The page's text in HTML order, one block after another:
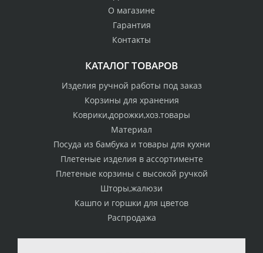
О магазине
Гарантия
Контакты
КАТАЛОГ ТОВАРОВ
Изделия ручной работы под заказ
Корзины для хранения
Коврики,дорожки,хоз.товары
Материал
Посуда из бамбука и товары для кухни
Плетеные изделия в ассортименте
Плетеные корзины с высокой ручкой
Шторы,жалюзи
Кашпо и горшки для цветов
Распродажа